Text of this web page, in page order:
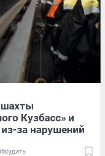
шахты
Кузбасс» и
за нарушений